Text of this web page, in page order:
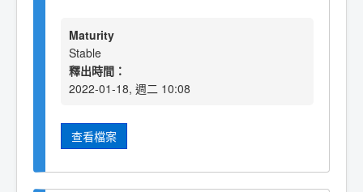
Maturity
Stable
釋出時間：
2022-01-18, 週二 10:08
查看檔案